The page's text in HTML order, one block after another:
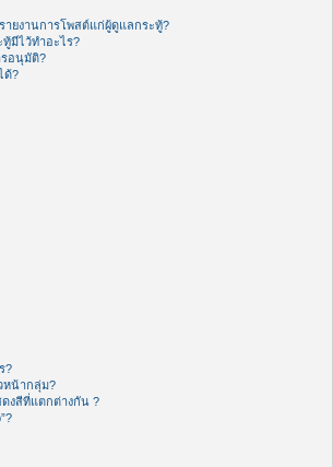
ายงานการโพสต์แก่ผู้ดูแลกระทู้?
มีไว้ทำอะไร?
อนุมัติ?
ด้?
?
หน้ากลุ่ม?
ดงสีที่แตกต่างกัน ?